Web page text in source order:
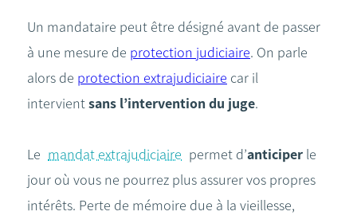
Un mandataire peut être désigné avant de passer
à une mesure de protection judiciaire. On parle
alors de protection extrajudiciaire car il
intervientsans l’intervention du juge.
Le mandat extrajudiciaire permet d’anticiper le
jour où vous ne pourrez plus assurer vos propres
intérêts. Perte de mémoire due à la vieillesse,